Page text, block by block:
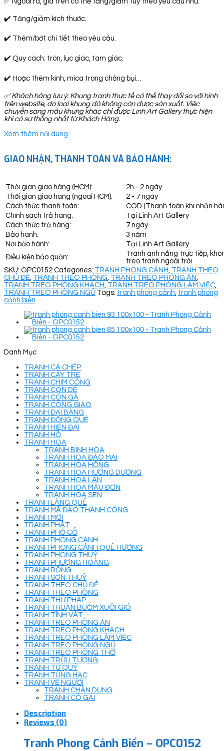
✔️ Tăng/giảm kích thước.
✔️ Thêm/bớt chi tiết theo yêu cầu.
✔️ Quy cách: tròn, lục giác, tam giác.
✔️ Hoặc thêm kính, mica trong chống bụi…
✅Khách hàng lưu ý: Khung tranh thực tế có thể thay đổi so với hình
trên website, do loại khung đó không còn được sản xuất. Việc
chuyển sang mẫu khung khác chỉ được Linh Art Gallery thực hiện
khi có sự thống nhất từ Khách Hàng.
Xem thêm nội dung
GIAO NHẬN, THANH TOÁN VÀ BẢO HÀNH:
Thời gian giao hàng (HCM):
2h - 2 ngày
Thời gian giao hàng (ngoài HCM):
2 - 7 ngày
Cách thức thanh toán:
COD (Thanh toán khi nhận
Chính sách trả hàng:
Tại Linh Art Gallery
Cách thức trả hàng:
7 ngày
Bảo hành:
3 năm
Nơi bảo hành:
Tại Linh Art Gallery
Điều kiện bảo quản:
Tránh ánh nắng trực tiếp,
treo tranh ngoài trời
SKU: OPC0152 Categories: TRANH PHONG CẢNH TRANH THEO
CHỦ ĐỀ TRANH THEO PHÒNG TRANH TREO PHÒNG ĂN
TRANH TREO PHÒNG KHÁCH TRANH TREO PHÒNG LÀM VIỆC
TRANH TREO PHÒNG NGỦ Tags: tranh phong cảnh tranh phong
cảnh biển
Danh Mục
TRANH CÁ CHÉP
TRANH CÂY TRE
TRANH CHIM CÔNG
TRANH CON DÊ
TRANH CON GÀ
TRANH CÔNG GIÁO
TRANH ĐẠI BÀNG
TRANH ĐỒNG QUÊ
TRANH HIỆN ĐẠI
TRANH HỔ
TRANH HOA
TRANH BÌNH HOA
TRANH HOA ĐÀO MAI
TRANH HOA HỒNG
TRANH HOA HƯỚNG DƯƠNG
TRANH HOA LAN
TRANH HOA MẪU ĐƠN
TRANH HOA SEN
TRANH LÀNG QUÊ
TRANH MÃ ĐÁO THÀNH CÔNG
TRANH MỚI
TRANH PHẬT
TRANH PHỐ CỔ
TRANH PHONG CẢNH
TRANH PHONG CẢNH QUÊ HƯƠNG
TRANH PHONG THUỶ
TRANH PHƯỢNG HOÀNG
TRANH RỒNG
TRANH SƠN THUỶ
TRANH THEO CHỦ ĐỀ
TRANH THEO PHÒNG
TRANH THƯ PHÁP
TRANH THUẬN BUỒM XUÔI GIÓ
TRANH TĨNH VẬT
TRANH TREO PHÒNG ĂN
TRANH TREO PHÒNG KHÁCH
TRANH TREO PHÒNG LÀM VIỆC
TRANH TREO PHÒNG NGỦ
TRANH TREO PHÒNG THỜ
TRANH TRỪU TƯỢNG
TRANH TỨ QUÝ
TRANH TÙNG HẠC
TRANH VẼ NGƯỜI
TRANH CHÂN DUNG
TRANH CÔ GÁI
Description
Reviews (0)
Tranh Phong Cảnh Biển – OPC0152